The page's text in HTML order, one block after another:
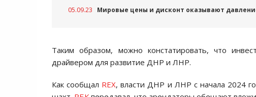
05.09.23
Мировые цены и дисконт оказывают
Таким образом, можно констатировать, что
драйвером для развитие ДНР и ЛНР.
Как сообщал REX, власти ДНР и ЛНР с начала 2024